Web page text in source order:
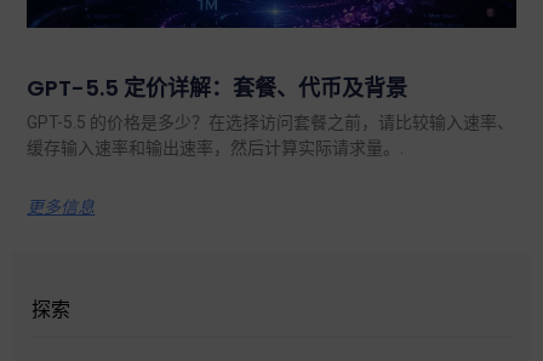
GPT-5.5 定价详解：套餐、代币及背景
GPT-5.5 的价格是多少？在选择访问套餐之前，请比较输入速率、
缓存输入速率和输出速率，然后计算实际请求量。.
更多信息
探索